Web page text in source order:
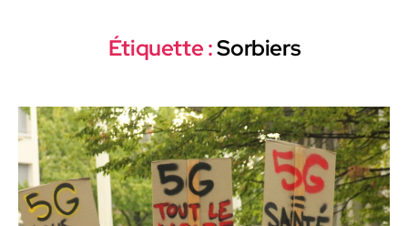
Numerique
Étiquette :Sorbiers